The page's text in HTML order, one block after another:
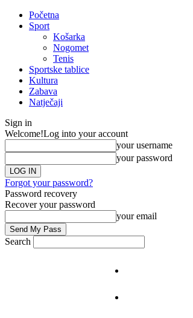
Početna
Sport
Košarka
Nogomet
Tenis
Sportske tablice
Kultura
Zabava
Natječaji
Sign in
Welcome!Log into your account
your username
your password
Forgot your password?
Password recovery
Recover your password
your email
Search